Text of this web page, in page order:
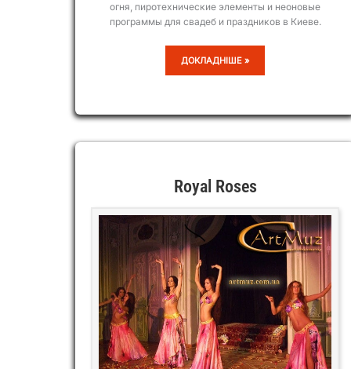
огня, пиротехнические элементы и неоновые
программы для свадеб и праздников в Киеве.
FIRE
ART
ДОКЛАДНІШЕ »
Royal Roses